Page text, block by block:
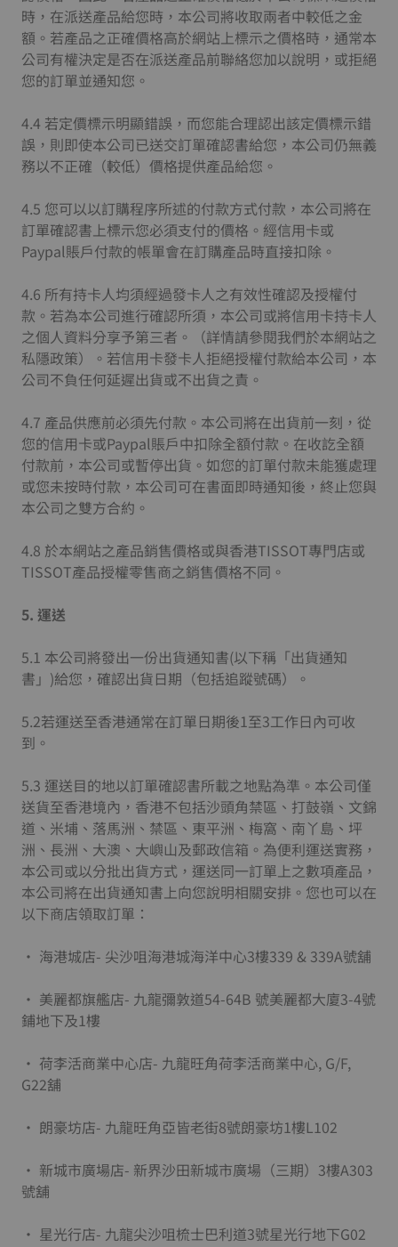
時，在派送產品給您時，本公司將收取兩者中較低之金
額。若產品之正確價格高於網站上標示之價格時，通常本
公司有權決定是否在派送產品前聯絡您加以說明，或拒絕
您的訂單並通知您。
4.4 若定價標示明顯錯誤，而您能合理認出該定價標示錯
誤，則即使本公司已送交訂單確認書給您，本公司仍無義
務以不正確（較低）價格提供產品給您。
4.5 您可以以訂購程序所述的付款方式付款，本公司將在
訂單確認書上標示您必須支付的價格。經信用卡或
Paypal賬戶付款的帳單會在訂購產品時直接扣除。
4.6 所有持卡人均須經過發卡人之有效性確認及授權付
款。若為本公司進行確認所須，本公司或將信用卡持卡人
之個人資料分享予第三者。（詳情請參閱我們於本網站之
私隱政策）。若信用卡發卡人拒絕授權付款給本公司，本
公司不負任何延遲出貨或不出貨之責。
4.7 產品供應前必須先付款。本公司將在出貨前一刻，從
您的信用卡或Paypal賬戶中扣除全額付款。在收訖全額
付款前，本公司或暫停出貨。如您的訂單付款未能獲處理
或您未按時付款，本公司可在書面即時通知後，終止您與
本公司之雙方合約。
4.8 於本網站之產品銷售價格或與香港TISSOT專門店或
TISSOT產品授權零售商之銷售價格不同。
5. 運送
5.1 本公司將發出一份出貨通知書(以下稱「出貨通知
書」)給您，確認出貨日期（包括追蹤號碼）。
5.2若運送至香港通常在訂單日期後1至3工作日內可收
到。
5.3 運送目的地以訂單確認書所載之地點為準。本公司僅
送貨至香港境內，香港不包括沙頭角禁區、打鼓嶺、文錦
道、米埔、落馬洲、禁區、東平洲、梅窩、南丫島、坪
洲、長洲、大澳、大嶼山及郵政信箱。為便利運送實務，
本公司或以分批出貨方式，運送同一訂單上之數項產品，
本公司將在出貨通知書上向您說明相關安排。您也可以在
以下商店領取訂單：
• 海港城店- 尖沙咀海港城海洋中心3樓339 & 339A號舖
• 美麗都旗艦店- 九龍彌敦道54-64B 號美麗都大廈3-4號
鋪地下及1樓
• 荷李活商業中心店- 九龍旺角荷李活商業中心, G/F,
G22舖
• 朗豪坊店- 九龍旺角亞皆老街8號朗豪坊1樓L102
• 新城市廣場店- 新界沙田新城市廣場（三期）3樓A303
號舖
• 星光行店- 九龍尖沙咀梳士巴利道3號星光行地下G02